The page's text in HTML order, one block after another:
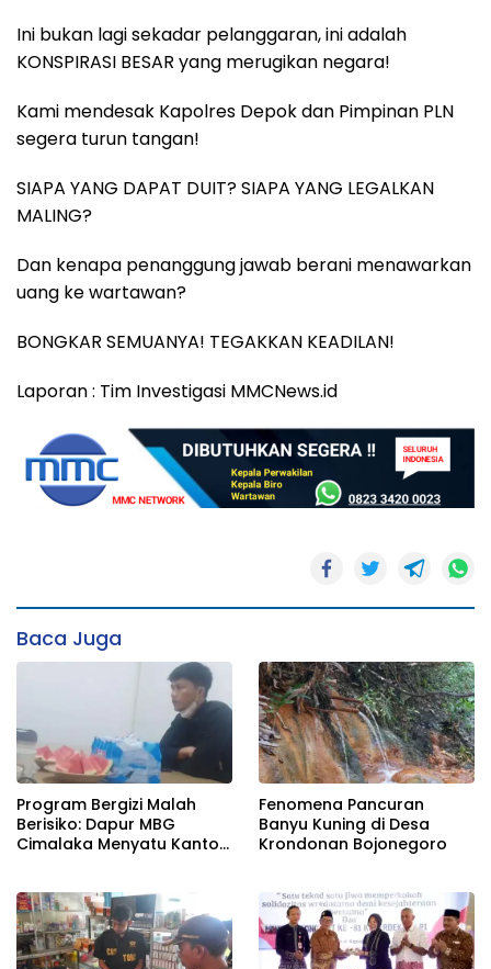
Ini bukan lagi sekadar pelanggaran, ini adalah
KONSPIRASI BESAR yang merugikan negara!
Kami mendesak Kapolres Depok dan Pimpinan PLN
segera turun tangan!
SIAPA YANG DAPAT DUIT? SIAPA YANG LEGALKAN
MALING?
Dan kenapa penanggung jawab berani menawarkan
uang ke wartawan?
BONGKAR SEMUANYA! TEGAKKAN KEADILAN!
Laporan : Tim Investigasi MMCNews.id
Baca Juga
Program Bergizi Malah
Berisiko: Dapur MBG
Cimalaka Menyatu Kantor
Fenomena Pancuran
Banyu Kuning di Desa
Krondonan Bojonegoro